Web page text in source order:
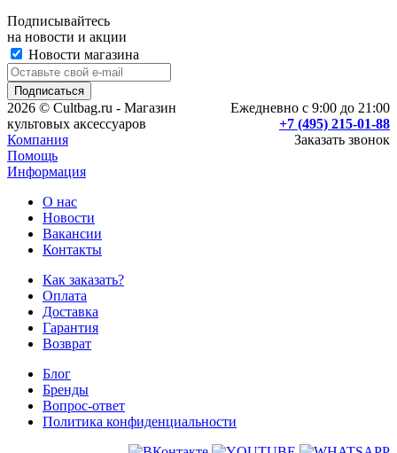
Подписывайтесь
на новости и акции
Новости магазина
Ежедневно с 9:00 до 21:00
+7 (495) 215-01-88
Заказать звонок
2026 © Cultbag.ru - Магазин
культовых аксессуаров
Компания
Помощь
Информация
О нас
Новости
Вакансии
Контакты
Как заказать?
Оплата
Доставка
Гарантия
Возврат
Блог
Бренды
Вопрос-ответ
Политика конфиденциальности